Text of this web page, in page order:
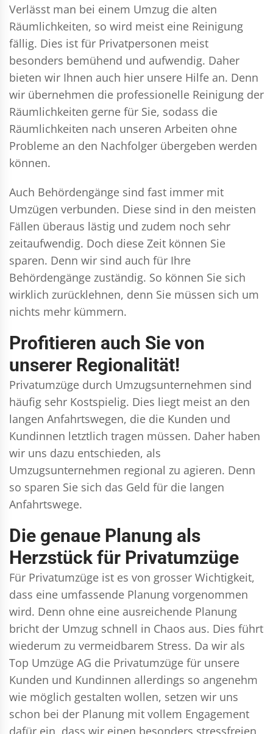
Verlässt man bei einem Umzug die alten
Räumlichkeiten, so wird meist eine Reinigung
fällig. Dies ist für Privatpersonen meist
besonders bemühend und aufwendig. Daher
bieten wir Ihnen auch hier unsere Hilfe an. Denn
wir übernehmen die professionelle Reinigung der
Räumlichkeiten gerne für Sie, sodass die
Räumlichkeiten nach unseren Arbeiten ohne
Probleme an den Nachfolger übergeben werden
können.
Auch Behördengänge sind fast immer mit
Umzügen verbunden. Diese sind in den meisten
Fällen überaus lästig und zudem noch sehr
zeitaufwendig. Doch diese Zeit können Sie
sparen. Denn wir sind auch für Ihre
Behördengänge zuständig. So können Sie sich
wirklich zurücklehnen, denn Sie müssen sich um
nichts mehr kümmern.
Profitieren auch Sie von
unserer Regionalität!
Privatumzüge durch Umzugsunternehmen sind
häufig sehr Kostspielig. Dies liegt meist an den
langen Anfahrtswegen, die die Kunden und
Kundinnen letztlich tragen müssen. Daher haben
wir uns dazu entschieden, als
Umzugsunternehmen regional zu agieren. Denn
so sparen Sie sich das Geld für die langen
Anfahrtswege.
Die genaue Planung als
Herzstück für Privatumzüge
Für Privatumzüge ist es von grosser Wichtigkeit,
dass eine umfassende Planung vorgenommen
wird. Denn ohne eine ausreichende Planung
bricht der Umzug schnell in Chaos aus. Dies führt
wiederum zu vermeidbarem Stress. Da wir als
Top Umzüge AG die Privatumzüge für unsere
Kunden und Kundinnen allerdings so angenehm
wie möglich gestalten wollen, setzen wir uns
schon bei der Planung mit vollem Engagement
dafür ein, dass wir einen besonders stressfreien